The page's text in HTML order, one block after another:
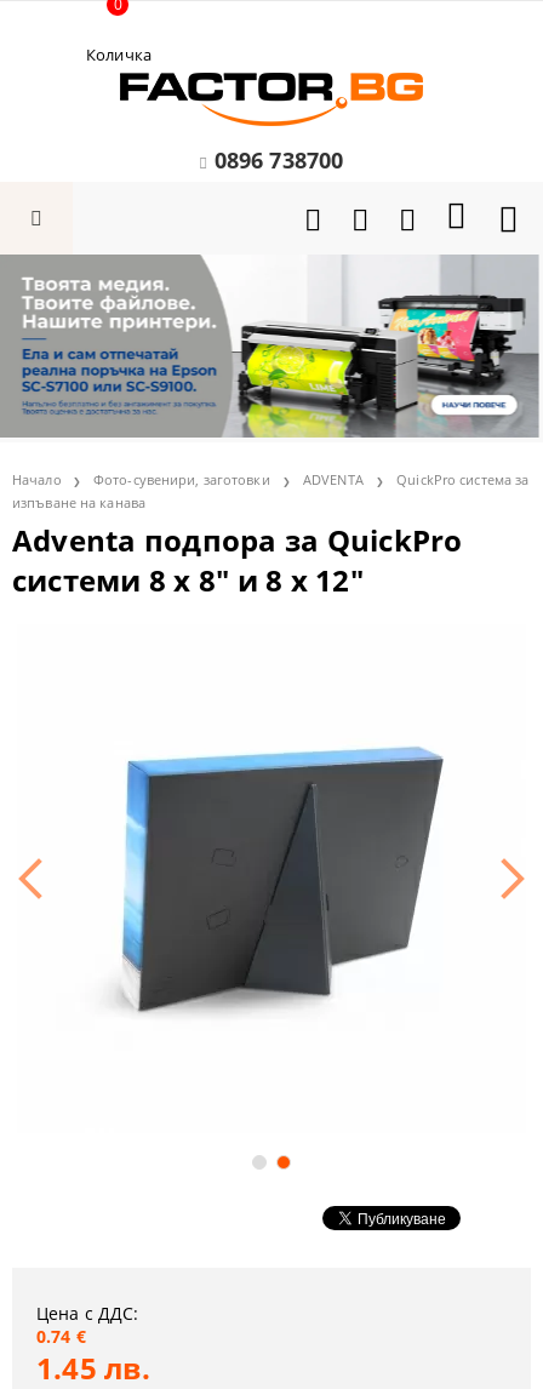
Количка
0
0896 738700
Начало Фото-сувенири, заготовки ADVENTA
QuickPro система за
изпъване на канава
Adventa подпора за QuickPro
системи 8 x 8" и 8 х 12"
Цена с ДДС:
0.74 €
1.45 лв.